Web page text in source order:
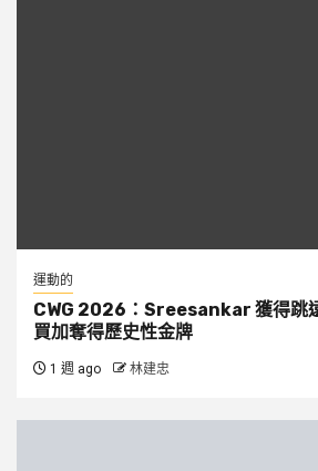
運動的
CWG 2026：Sreesankar 獲得跳
買加奪得歷史性金牌
1 週 ago 林建忠